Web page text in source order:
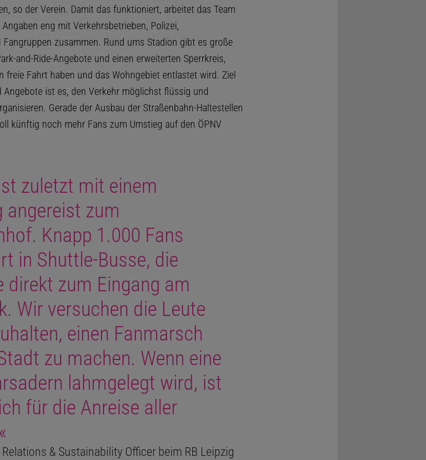
so der Verein. Damit das funktioniert, arbeitet das Team
eng mit Verkehrsbetrieben, Polizei,
zusammen. Rund ums Stadion gibt es große
and-Ride-Angebote und einen erweiterten Sperrkreis,
freie Fahrt haben und das Wohngebiet entlastet wird. Ziel
Angebote ist es, den Verkehr möglichst flüssig und
Gerade der Ausbau der Straßenbahn-Haltestellen
künftig noch mehr Fans zum Umstieg auf den ÖPNV
zuletzt mit einem
angereist zum
Knapp 1.000 Fans
in Shuttle-Busse, die
direkt zum Eingang am
Wir versuchen die Leute
einen Fanmarsch
zu machen. Wenn eine
lahmgelegt wird, ist
für die Anreise aller
& Sustainability Officer beim RB Leipzig